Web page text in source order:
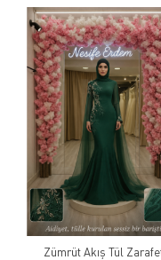
Zümrüt Akış Tül